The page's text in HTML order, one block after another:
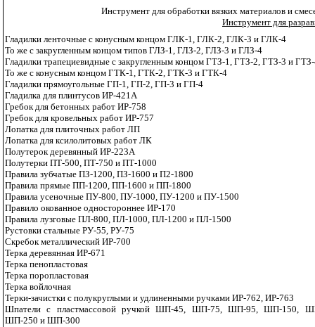
Инструмент для обработки вязких материалов и
Инструмент для
Гладилки ленточные с конусным концом ГЛК-1, ГЛК-2, ГЛК-3 и ГЛК-4
То же с закругленным концом типов ГЛЗ-1, ГЛЗ-2, ГЛЗ-3 и ГЛЗ-4
Гладилки трапециевидные с закругленным концом ГТЗ-1, ГТЗ-2, ГТЗ-3 и
То же с конусным концом ГТК-1, ГТК-2, ГТК-3 и ГТК-4
Гладилки прямоугольные ГП-1, ГП-2, ГП-3 и ГП-4
Гладилка для плинтусов ИР-421А
Гребок для бетонных работ ИР-758
Гребок для кровельных работ ИР-757
Лопатка для плиточных работ ЛП
Лопатка для ксилолитовых работ ЛК
Полутерок деревянный ИР-223А
Полутерки ПТ-500, ПТ-750 и ПТ-1000
Правила зубчатые ПЗ-1200, ПЗ-1600 и П2-1800
Правила прямые ПП-1200, ПП-1600 и ПП-1800
Правила усеночные ПУ-800, ПУ-1000, ПУ-1200 и ПУ-1500
Правило окованное одностороннее ИР-170
Правила лузговые ПЛ-800, ПЛ-1000, ПЛ-1200 и ПЛ-1500
Рустовки стальные РУ-55, РУ-75
Скребок металлический ИР-700
Терка деревянная ИР-671
Терка пенопластовая
Терка поропластовая
Терка войлочная
Терки-зачистки с полукруглыми и удлиненными ручками ИР-762, ИР-763
Шпатели с пластмассовой ручкой ШП-45, ШП-75, ШП-95, ШП-150,
ШП-250 и ШП-300